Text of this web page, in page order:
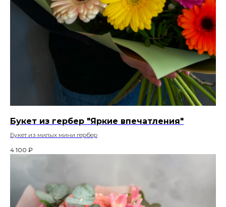
Букет из гербер "Яркие впечатления"
Букет из милых мини гербер
4 100 ₽